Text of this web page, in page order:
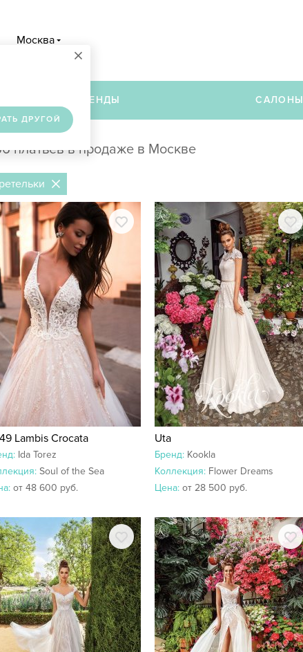
Москва
×
ДРУГОЙ
БРЕНДЫ САЛОНЫ
платьев в продаже в Москве
Lambis Crocata
Ida Torez
Soul of the Sea
от 48 600 руб.
Uta
Бренд: Kookla
Коллекция: Flower Dreams
Цена: от 28 500 руб.